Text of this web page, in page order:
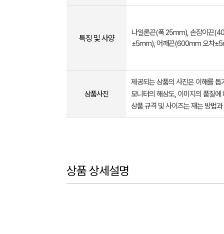
특징 및 사양
나일론끈(폭 25mm), 손잡이끈
±5mm), 어깨끈(600mm 오차
상품사진
제공되는 상품의 사진은 이해를
모니터의 해상도, 이미지의 품질
상품 규격 및 사이즈는 재는 방법
상품 상세설명